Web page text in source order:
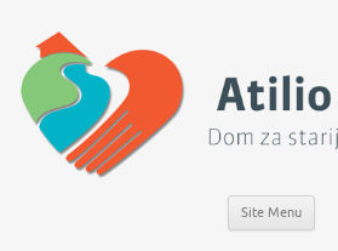
Site Menu